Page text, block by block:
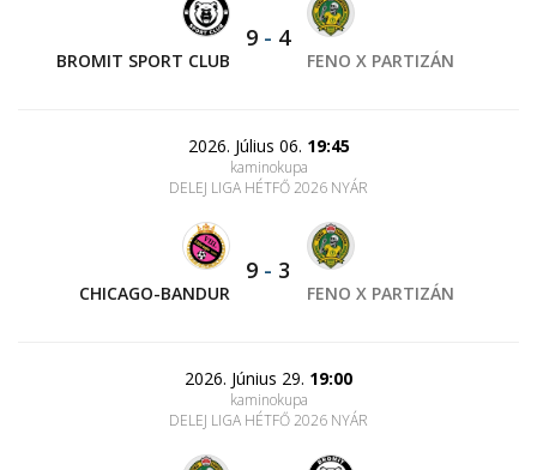
BROMIT SPORT CLUB
9 - 4
FENO X PARTIZÁN
2026. Július 06. 19:45
kaminokupa
DELEJ LIGA HÉTFŐ 2026 NYÁR
CHICAGO-BANDUR
9 - 3
FENO X PARTIZÁN
2026. Június 29. 19:00
kaminokupa
DELEJ LIGA HÉTFŐ 2026 NYÁR